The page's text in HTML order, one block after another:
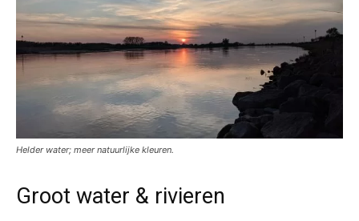
Helder water; meer natuurlijke kleuren.
Groot water & rivieren